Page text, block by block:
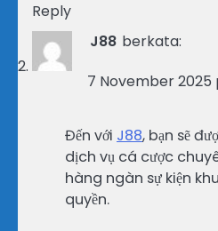
Reply
J88 berkata:
7 November 2025
Đến với J88, bạn sẽ
dịch vụ cá cược
hàng ngàn sự kiện
quyền.